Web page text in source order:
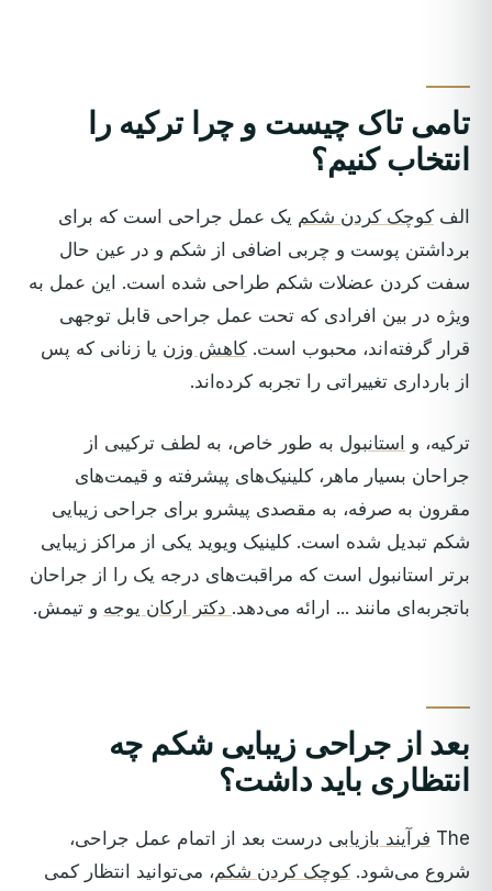
تامی تاک چیست و چرا ترکیه را
انتخاب کنیم؟
الف کوچک کردن شکم یک عمل جراحی است که برای
برداشتن پوست و چربی اضافی از شکم و در عین حال
سفت کردن عضلات شکم طراحی شده است. این عمل به
ویژه در بین افرادی که تحت عمل جراحی قابل توجهی
قرار گرفته‌اند، محبوب است. کاهش وزن یا زنانی که پس
از بارداری تغییراتی را تجربه کرده‌اند.
ترکیه، و استانبول به طور خاص، به لطف ترکیبی از
جراحان بسیار ماهر، کلینیک‌های پیشرفته و قیمت‌های
مقرون به صرفه، به مقصدی پیشرو برای جراحی زیبایی
شکم تبدیل شده است. کلینیک ویوید یکی از مراکز زیبایی
برتر استانبول است که مراقبت‌های درجه یک را از جراحان
باتجربه‌ای مانند ... ارائه می‌دهد. دکتر ارکان یوجه و تیمش.
بعد از جراحی زیبایی شکم چه
انتظاری باید داشت؟
The فرآیند بازیابی درست بعد از اتمام عمل جراحی،
شروع می‌شود. کوچک کردن شکم، می‌توانید انتظار کمی